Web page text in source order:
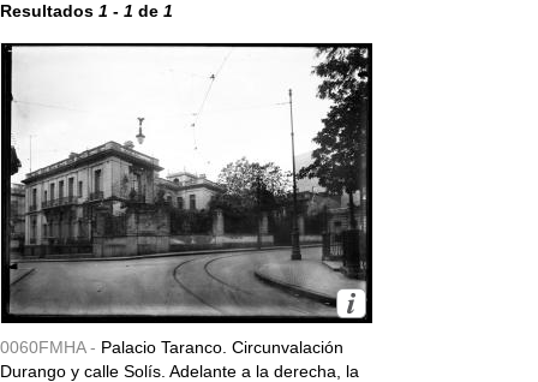
Resultados 1 - 1 de 1
0060FMHA - Palacio Taranco. Circunvalación
Durango y calle Solís. Adelante a la derecha, la